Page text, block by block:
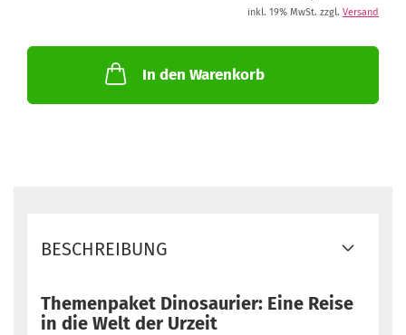
inkl. 19% MwSt. zzgl. Versand
In den Warenkorb
BESCHREIBUNG
Themenpaket Dinosaurier: Eine Reise
in die Welt der Urzeit